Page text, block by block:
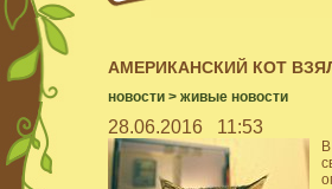
АМЕРИКАНСКИЙ КОТ
новости > живые новости
28.06.2016 11:53